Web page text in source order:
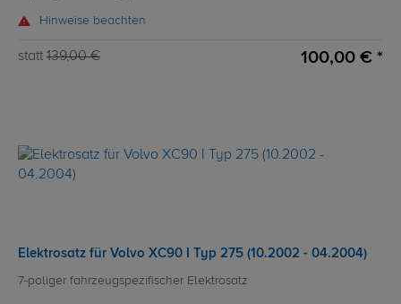
Hinweise beachten
statt 139,00 € 100,00 € *
Elektrosatz für Volvo XC90 I Typ 275 (10.2002 - 04.2004)
7-poliger fahrzeugspezifischer Elektrosatz